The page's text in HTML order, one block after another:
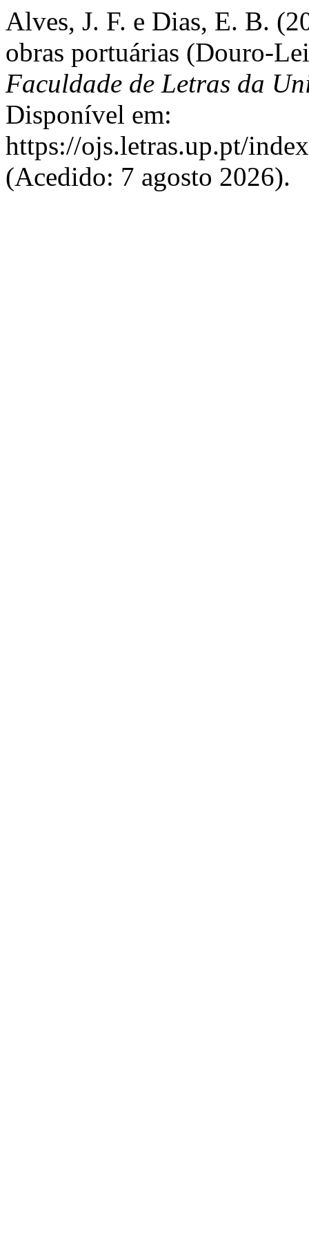
Alves, J. F. e Dias, E. B.
obras portuárias (Douro-
Faculdade de Letras da
Disponível em:
https://ojs.letras.up.pt/
(Acedido: 7 agosto 2026).